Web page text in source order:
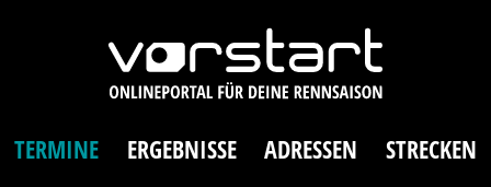
TERMINE ERGEBNISSE ADRESSEN STRECKEN